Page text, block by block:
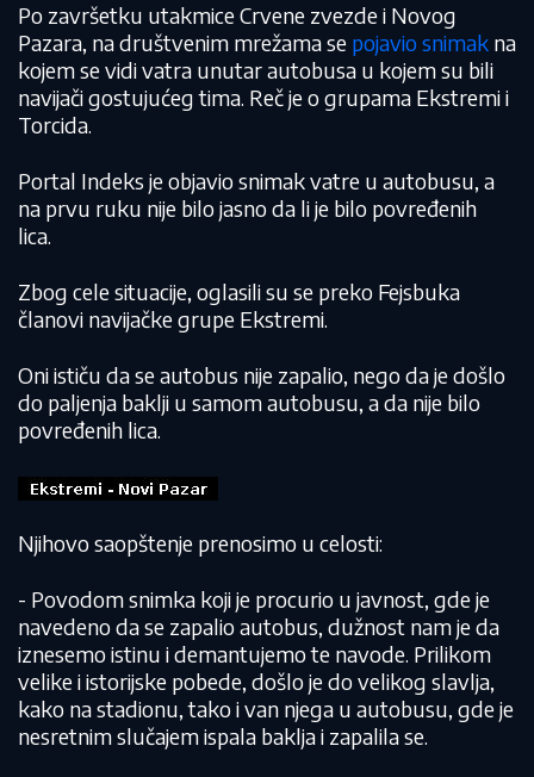
Po završetku utakmice Crvene zvezde i Novog
Pazara, na društvenim mrežama se pojavio snimak na
kojem se vidi vatra unutar autobusa u kojem su bili
navijači gostujućeg tima. Reč je o grupama Ekstremi i
Torcida.
Portal Indeks je objavio snimak vatre u autobusu, a
na prvu ruku nije bilo jasno da li je bilo povređenih
lica.
Zbog cele situacije, oglasili su se preko Fejsbuka
članovi navijačke grupe Ekstremi.
Oni ističu da se autobus nije zapalio, nego da je došlo
do paljenja baklji u samom autobusu, a da nije bilo
povređenih lica.
Njihovo saopštenje prenosimo u celosti:
- Povodom snimka koji je procurio u javnost, gde je
navedeno da se zapalio autobus, dužnost nam je da
iznesemo istinu i demantujemo te navode. Prilikom
velike i istorijske pobede, došlo je do velikog slavlja,
kako na stadionu, tako i van njega u autobusu, gde je
nesretnim slučajem ispala baklja i zapalila se.